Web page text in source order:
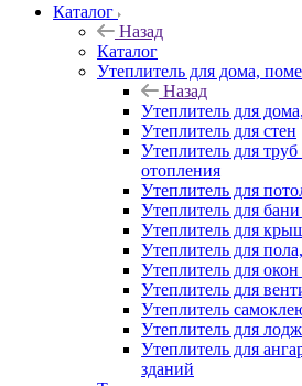
Каталог
Назад
Каталог
Утеплитель для дома,
Назад
Утеплитель для
Утеплитель для стен
Утеплитель для
отопления
Утеплитель для
Утеплитель для
Утеплитель для
Утеплитель для
Утеплитель для
Утеплитель для
Утеплитель
Утеплитель для
Утеплитель для
зданий